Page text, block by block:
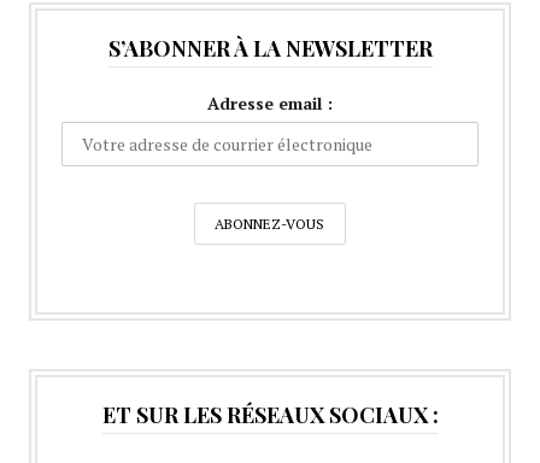
S’ABONNER À LA NEWSLETTER
Adresse email :
ET SUR LES RÉSEAUX SOCIAUX :